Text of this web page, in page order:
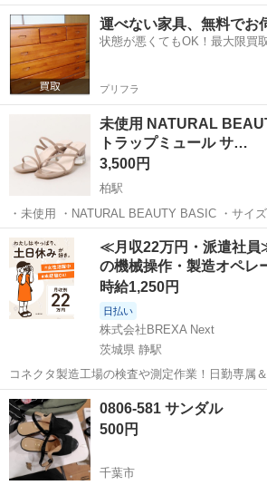
者おりませんが、素人保管であることをご理解
取引場所:〒262-0045 千葉県千葉市花見川区作
ン-イレブン ...
千葉 習志野市 八千代台駅 靴
運べない家具、無料でお
状態が悪くてもOK！最大限買
プリフラ
未使用 NATURAL
トラップミュール サ…
3,500円
柏駅
・未使用 ・NATURAL BEAUTY BASIC ・サイ
ー ヌーディピンク ・定型文には返信しません ・お取引希望の方はご
都合の良い日時をいくつか記載してご連絡くだ
値...
千葉 柏市 柏駅 靴 ヒール
≪月収22万円・派遣社員
の機械操作・製造オペレ
時給1,250円
日払い
株式会社BREXA Next
茨城県 静駅
コネクタ製造工場の検査や測定作業！日勤専属
日128日★クリーンルーム内作業★マイカー通勤
★就業先食堂利用可！日払い制度あり！《茨城県常陸
工場のお仕事 ◇コネクタ製造工...
茨城 常陸大宮市 静駅 その他
0806-581 サンダル
500円
千葉市